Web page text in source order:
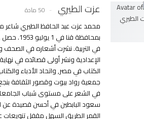
عزت الطيري 50 مادة
محمد عزت عبد الحافظ الطيري شاعر
في التربية. نشرت أشعاره في الصحف
الإعدادية ونشر أولى قصائده في
الكتاب في مصر, واتحاد الأدباء
جمعية رواد بيوت وقصور الثقافة
في الشعر على مستوى شباب
سعود البابطين في أحسن قصيدة عن
القمر الطريق السهل مقفل